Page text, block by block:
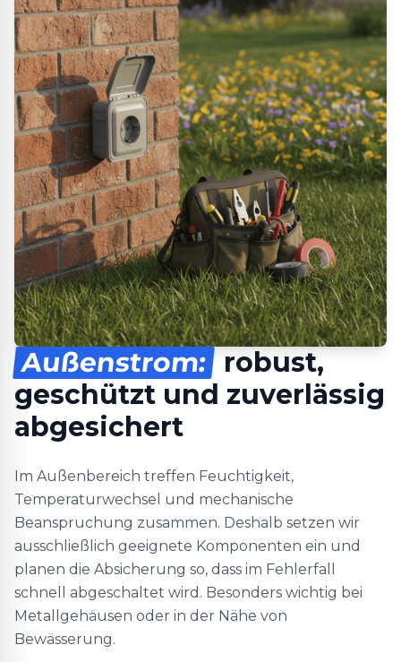
Außenstrom: robust,
geschützt und zuverlässig
abgesichert
Im Außenbereich treffen Feuchtigkeit,
Temperaturwechsel und mechanische
Beanspruchung zusammen. Deshalb setzen wir
ausschließlich geeignete Komponenten ein und
planen die Absicherung so, dass im Fehlerfall
schnell abgeschaltet wird. Besonders wichtig bei
Metallgehäusen oder in der Nähe von
Bewässerung.